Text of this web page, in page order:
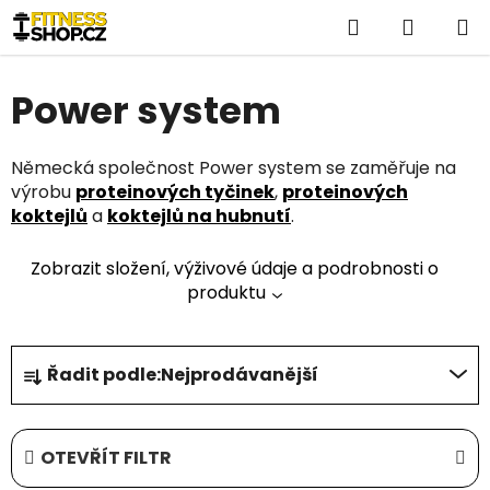
Přejít
na
obsah
Hledat
KOŠÍK
Power system
Německá společnost Power system se zaměřuje na
výrobu proteinových tyčinek, proteinových
koktejlů a koktejlů na hubnutí.
Zobrazit složení, výživové údaje a podrobnosti o
produktu
Ř
a
z
e
n
Řadit podle:Nejprodávanější
OTEVŘÍT FILTR